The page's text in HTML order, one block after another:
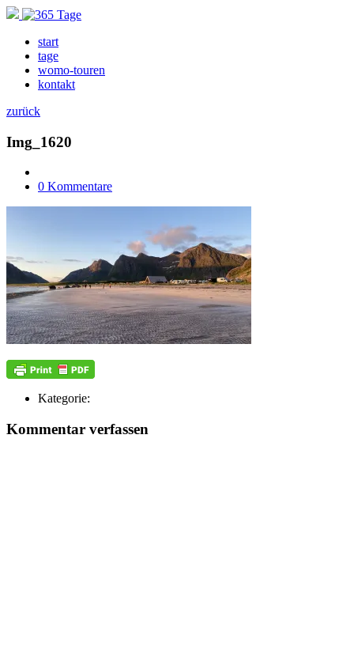
start
tage
womo-touren
kontakt
zurück
Img_1620
0 Kommentare
Kategorie:
Kommentar verfassen